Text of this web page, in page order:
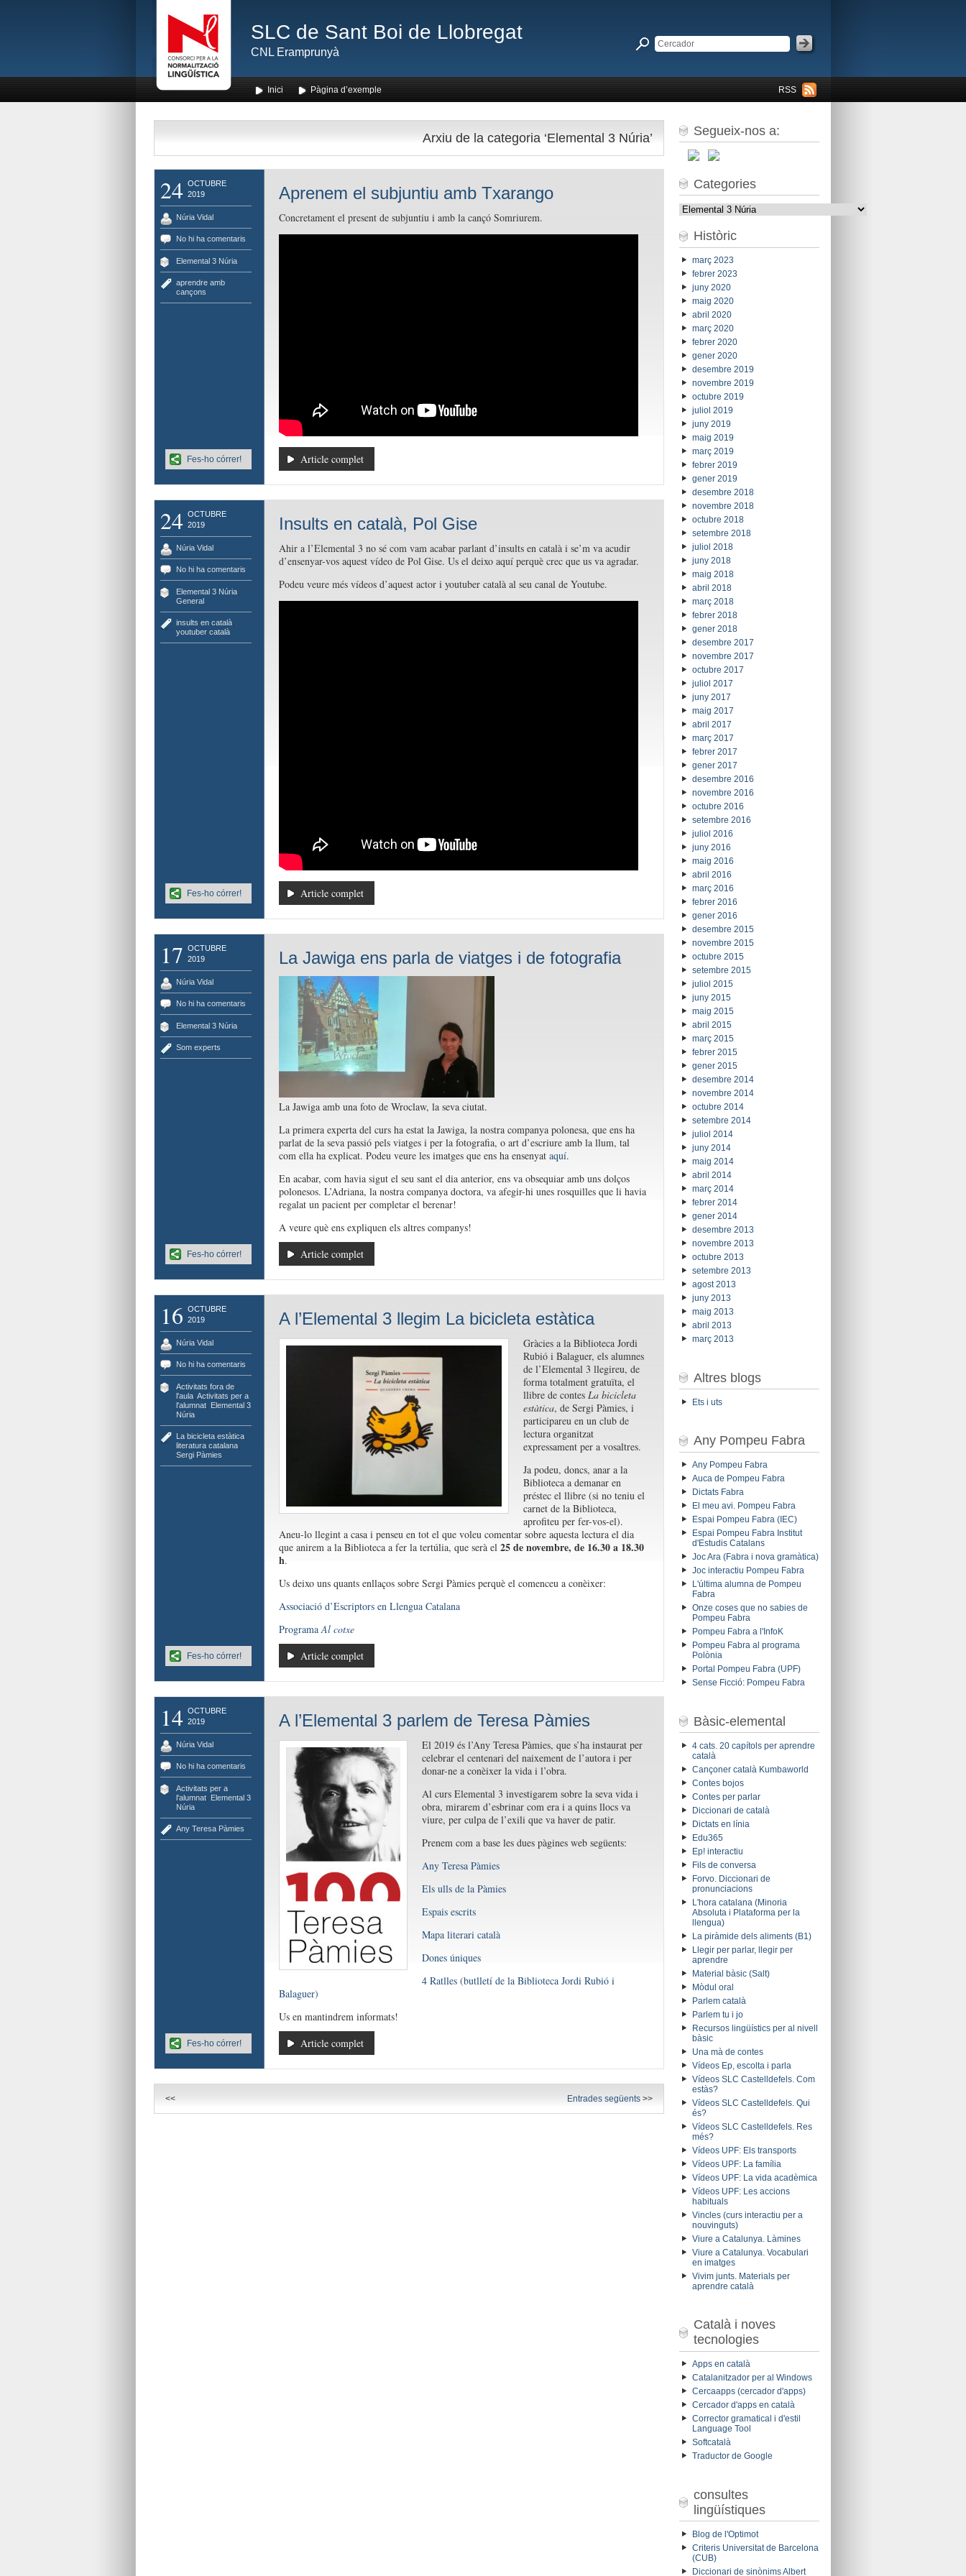
SLC de Sant Boi de Llobregat
CNL Eramprunyà
RSS
Inici Pàgina d’exemple
Arxiu de la categoria ‘Elemental 3 Núria’
24 OCTUBRE
2019
Núria Vidal
No hi ha comentaris
Elemental 3 Núria
aprendre amb
cançons
Aprenem el subjuntiu amb Txarango
Concretament el present de subjuntiu i amb la cançó Somriurem.
Article complet
Fes-ho córrer!
24 OCTUBRE
2019
Núria Vidal
No hi ha comentaris
Elemental 3 Núria,
General
insults en català,
youtuber català
Insults en català, Pol Gise
Ahir a l’Elemental 3 no sé com vam acabar parlant d’insults en català i se’m va acudir
d’ensenyar-vos aquest vídeo de Pol Gise. Us el deixo aquí perquè crec que us va agradar.
Podeu veure més vídeos d’aquest actor i youtuber català al seu canal de Youtube.
Article complet
Fes-ho córrer!
17 OCTUBRE
2019
Núria Vidal
No hi ha comentaris
Elemental 3 Núria
Som experts
La Jawiga ens parla de viatges i de fotografia
La Jawiga amb una foto de Wroclaw, la seva ciutat.
La primera experta del curs ha estat la Jawiga, la nostra companya polonesa, que ens ha
parlat de la seva passió pels viatges i per la fotografia, o art d’escriure amb la llum, tal
com ella ha explicat. Podeu veure les imatges que ens ha ensenyat aquí.
En acabar, com havia sigut el seu sant el dia anterior, ens va obsequiar amb uns dolços
polonesos. L’Adriana, la nostra companya doctora, va afegir-hi unes rosquilles que li havia
regalat un pacient per completar el berenar!
A veure què ens expliquen els altres companys!
Article complet
Fes-ho córrer!
16 OCTUBRE
2019
Núria Vidal
No hi ha comentaris
Activitats fora de
l'aula, Activitats per a
l'alumnat, Elemental 3
Núria
La bicicleta estàtica,
literatura catalana,
Sergi Pàmies
A l’Elemental 3 llegim La bicicleta estàtica
Gràcies a la Biblioteca Jordi
Rubió i Balaguer, els alumnes
de l’Elemental 3 llegireu, de
forma totalment gratuïta, el
llibre de contes La bicicleta
estàtica, de Sergi Pàmies, i
participareu en un club de
lectura organitzat
expressament per a vosaltres.
Ja podeu, doncs, anar a la
Biblioteca a demanar en
préstec el llibre (si no teniu el
carnet de la Biblioteca,
aprofiteu per fer-vos-el).
Aneu-lo llegint a casa i penseu en tot el que voleu comentar sobre aquesta lectura el dia
que anirem a la Biblioteca a fer la tertúlia, que serà el 25 de novembre, de 16.30 a 18.30
h.
Us deixo uns quants enllaços sobre Sergi Pàmies perquè el comenceu a conèixer:
Associació d’Escriptors en Llengua Catalana
ProgramaAl cotxe
Article complet
Fes-ho córrer!
14 OCTUBRE
2019
Núria Vidal
No hi ha comentaris
Activitats per a
l'alumnat, Elemental 3
Núria
Any Teresa Pàmies
A l’Elemental 3 parlem de Teresa Pàmies
El 2019 és l’Any Teresa Pàmies, que s’ha instaurat per
celebrar el centenari del naixement de l’autora i per
donar-ne a conèixer la vida i l’obra.
Al curs Elemental 3 investigarem sobre la seva vida i
obra, mirarem d’esbrinar com era i a quins llocs va
viure, per culpa de l’exili que va haver de patir.
Prenem com a base les dues pàgines web següents:
Any Teresa Pàmies
Els ulls de la Pàmies
Espais escrits
Mapa literari català
Dones úniques
4 Ratlles (butlletí de la Biblioteca Jordi Rubió i
Balaguer)
Us en mantindrem informats!
Article complet
Fes-ho córrer!
Entrades següents>>
<<
Segueix-nos a:
Categories
Categories
Històric
març 2023
febrer 2023
juny 2020
maig 2020
abril 2020
març 2020
febrer 2020
gener 2020
desembre 2019
novembre 2019
octubre 2019
juliol 2019
juny 2019
maig 2019
març 2019
febrer 2019
gener 2019
desembre 2018
novembre 2018
octubre 2018
setembre 2018
juliol 2018
juny 2018
maig 2018
abril 2018
març 2018
febrer 2018
gener 2018
desembre 2017
novembre 2017
octubre 2017
juliol 2017
juny 2017
maig 2017
abril 2017
març 2017
febrer 2017
gener 2017
desembre 2016
novembre 2016
octubre 2016
setembre 2016
juliol 2016
juny 2016
maig 2016
abril 2016
març 2016
febrer 2016
gener 2016
desembre 2015
novembre 2015
octubre 2015
setembre 2015
juliol 2015
juny 2015
maig 2015
abril 2015
març 2015
febrer 2015
gener 2015
desembre 2014
novembre 2014
octubre 2014
setembre 2014
juliol 2014
juny 2014
maig 2014
abril 2014
març 2014
febrer 2014
gener 2014
desembre 2013
novembre 2013
octubre 2013
setembre 2013
agost 2013
juny 2013
maig 2013
abril 2013
març 2013
Altres blogs
Ets i uts
Any Pompeu Fabra
Any Pompeu Fabra
Auca de Pompeu Fabra
Dictats Fabra
El meu avi. Pompeu Fabra
Espai Pompeu Fabra (IEC)
Espai Pompeu Fabra Institut
d'Estudis Catalans
Joc Ara (Fabra i nova gramàtica)
Joc interactiu Pompeu Fabra
L'última alumna de Pompeu
Fabra
Onze coses que no sabies de
Pompeu Fabra
Pompeu Fabra a l'InfoK
Pompeu Fabra al programa
Polònia
Portal Pompeu Fabra (UPF)
Sense Ficció: Pompeu Fabra
Bàsic-elemental
4 cats. 20 capítols per aprendre
català
Cançoner català Kumbaworld
Contes bojos
Contes per parlar
Diccionari de català
Dictats en línia
Edu365
Ep! interactiu
Fils de conversa
Forvo. Diccionari de
pronunciacions
L'hora catalana (Minoria
Absoluta i Plataforma per la
llengua)
La piràmide dels aliments (B1)
Llegir per parlar, llegir per
aprendre
Material bàsic (Salt)
Mòdul oral
Parlem català
Parlem tu i jo
Recursos lingüístics per al nivell
bàsic
Una mà de contes
Vídeos Ep, escolta i parla
Vídeos SLC Castelldefels. Com
estàs?
Vídeos SLC Castelldefels. Qui
és?
Vídeos SLC Castelldefels. Res
més?
Vídeos UPF: Els transports
Vídeos UPF: La família
Vídeos UPF: La vida acadèmica
Vídeos UPF: Les accions
habituals
Vincles (curs interactiu per a
nouvinguts)
Viure a Catalunya. Làmines
Viure a Catalunya. Vocabulari
en imatges
Vivim junts. Materials per
aprendre català
Català i noves
tecnologies
Apps en català
Catalanitzador per al Windows
Cercaapps (cercador d'apps)
Cercador d'apps en català
Corrector gramatical i d'estil
Language Tool
Softcatalà
Traductor de Google
consultes
lingüístiques
Blog de l'Optimot
Criteris Universitat de Barcelona
(CUB)
Diccionari de sinònims Albert